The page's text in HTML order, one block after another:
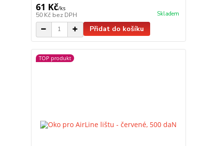
61 Kč/ks
50 Kč bez DPH Skladem
Přidat do košíku
TOP produkt